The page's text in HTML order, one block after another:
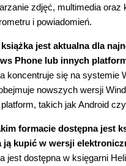
Debugowanie wyjątków
Testowanie aplikacji (105)
urządzenia
procedury
wyjątków urządzenia
Utworzenie projektu
Kod aplikacji (113)
Testowanie gotowej aplikacji
(114)
zdjęć, multimedia oraz
i powiadomień.
książka jest aktualna dla
Phone lub innych
koncentruje się na systemie
nowszych wersji
takich jak Android
formacie dostępna jest
ją kupić w wersji
jest dostępna w księgarni